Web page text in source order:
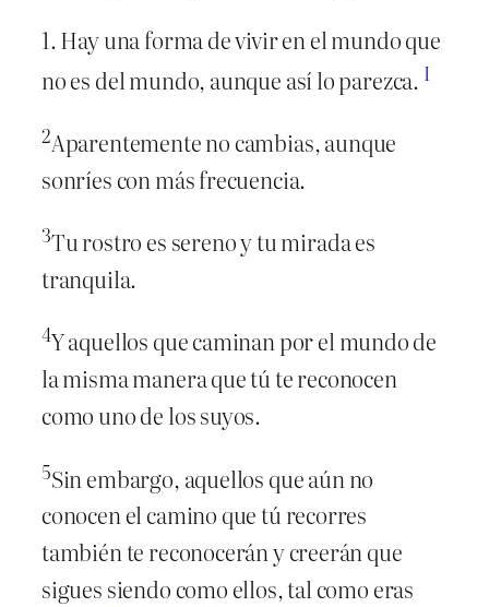
1. Hay una forma de vivir en el mundo que
no es del mundo, aunque así lo parezca. I
2Aparentemente no cambias, aunque
sonríes con más frecuencia.
3Tu rostro es sereno y tu mirada es
tranquila.
4Y aquellos que caminan por el mundo de
la misma manera que tú te reconocen
como uno de los suyos.
5Sin embargo, aquellos que aún no
conocen el camino que tú recorres
también te reconocerán y creerán que
sigues siendo como ellos, tal como eras